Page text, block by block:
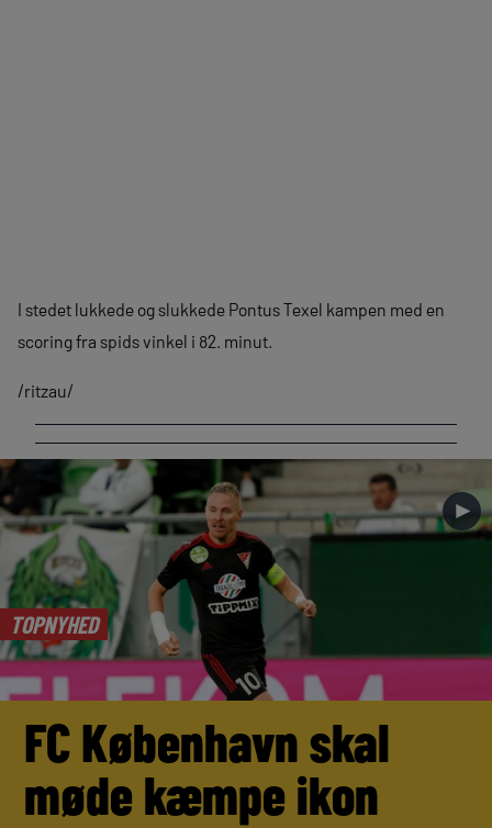
I stedet lukkede og slukkede Pontus Texel kampen med en
scoring fra spids vinkel i 82. minut.
/ritzau/
TOPNYHED
►
FC København skal
møde kæmpe ikon